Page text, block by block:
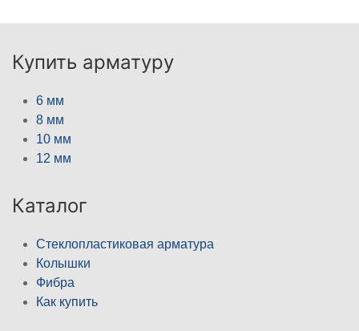
Купить арматуру
6 мм
8 мм
10 мм
12 мм
Каталог
Стеклопластиковая арматура
Колышки
Фибра
Как купить